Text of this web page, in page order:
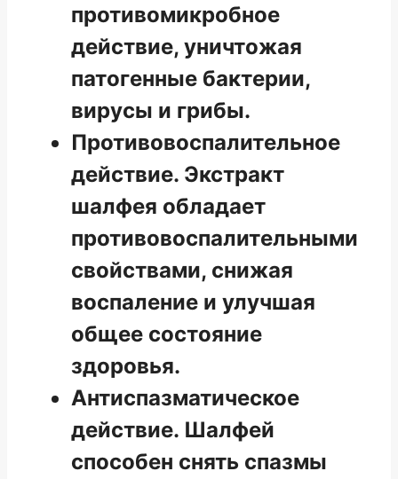
противомикробное
действие, уничтожая
патогенные бактерии,
вирусы и грибы.
Противовоспалительное
действие. Экстракт
шалфея обладает
противовоспалительными
свойствами, снижая
воспаление и улучшая
общее состояние
здоровья.
Антиспазматическое
действие. Шалфей
способен снять спазмы